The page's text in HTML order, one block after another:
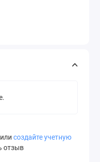
или создайте учетную
отзыв